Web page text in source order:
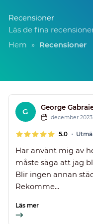
Recensioner
Läs de fina
Hem » Recensioner
G George
december 2023
5.0 •
Har använt mig av
måste säga att jag
Blir ingen annan
Rekomme...
Läs mer